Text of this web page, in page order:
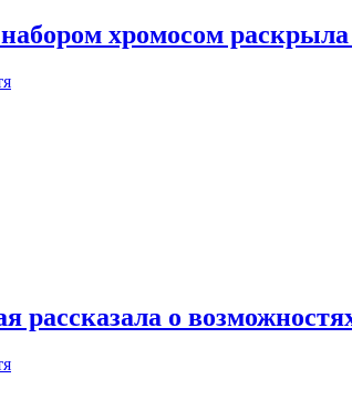
хромосом
рассказала о